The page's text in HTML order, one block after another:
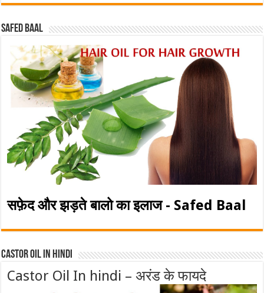
Safed baal
सफ़ेद और झड़ते बालो का इलाज - Safed Baal
Castor Oil In Hindi
Castor Oil In hindi – अरंड के फायदे